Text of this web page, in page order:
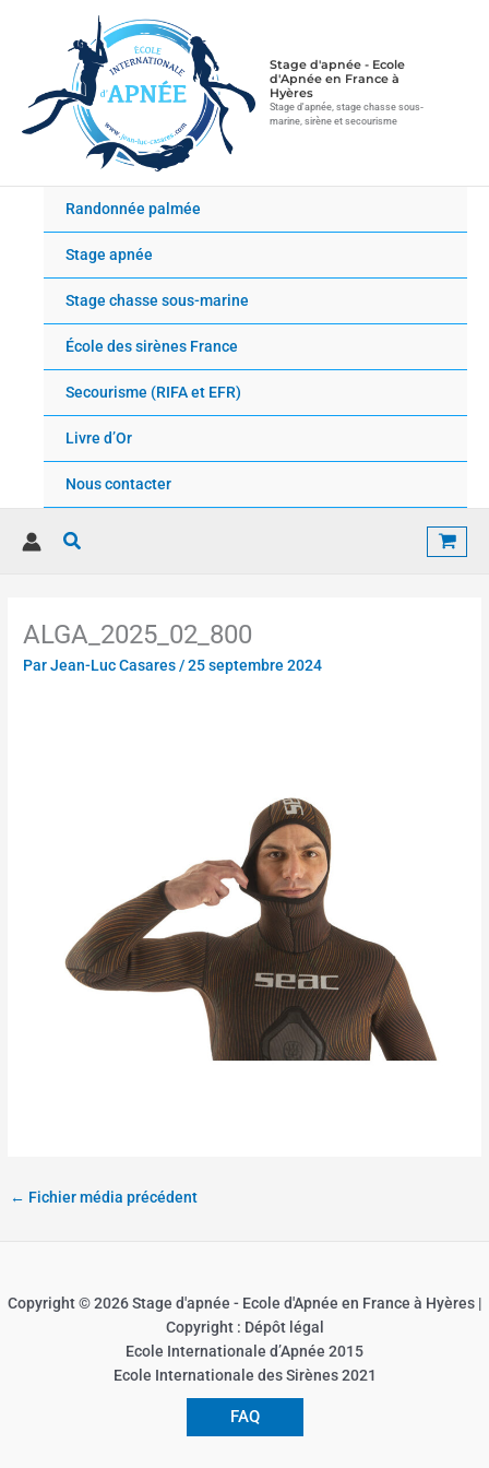
Stage d'apnée - Ecole
d'Apnée en France à
Hyères
Stage d'apnée, stage chasse sous-
marine, sirène et secourisme
Randonnée palmée
Stage apnée
Stage chasse sous-marine
École des sirènes France
Secourisme (RIFA et EFR)
Livre d’Or
Nous contacter
Rechercher
ALGA_2025_02_800
ParJean-Luc Casares/25 septembre 2024
← Fichier média précédent
Copyright © 2026 Stage d'apnée - Ecole d'Apnée en France à Hyères |
Copyright : Dépôt légal
Ecole Internationale d’Apnée 2015
Ecole Internationale des Sirènes 2021
FAQ